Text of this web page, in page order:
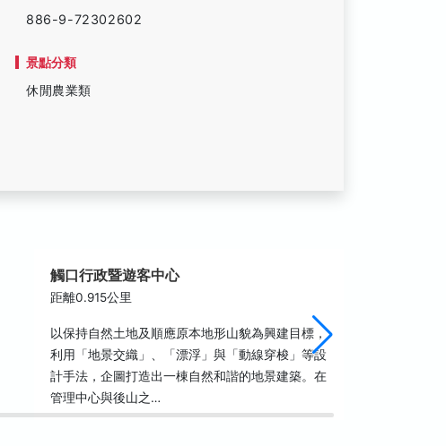
886-9-72302602
景點分類
休閒農業類
觸口行政暨遊客中心
距離0.915公里
以保持自然土地及順應原本地形山貌為興建目標，
利用「地景交織」、「漂浮」與「動線穿梭」等設
計手法，企圖打造出一棟自然和諧的地景建築。在
管理中心與後山之…